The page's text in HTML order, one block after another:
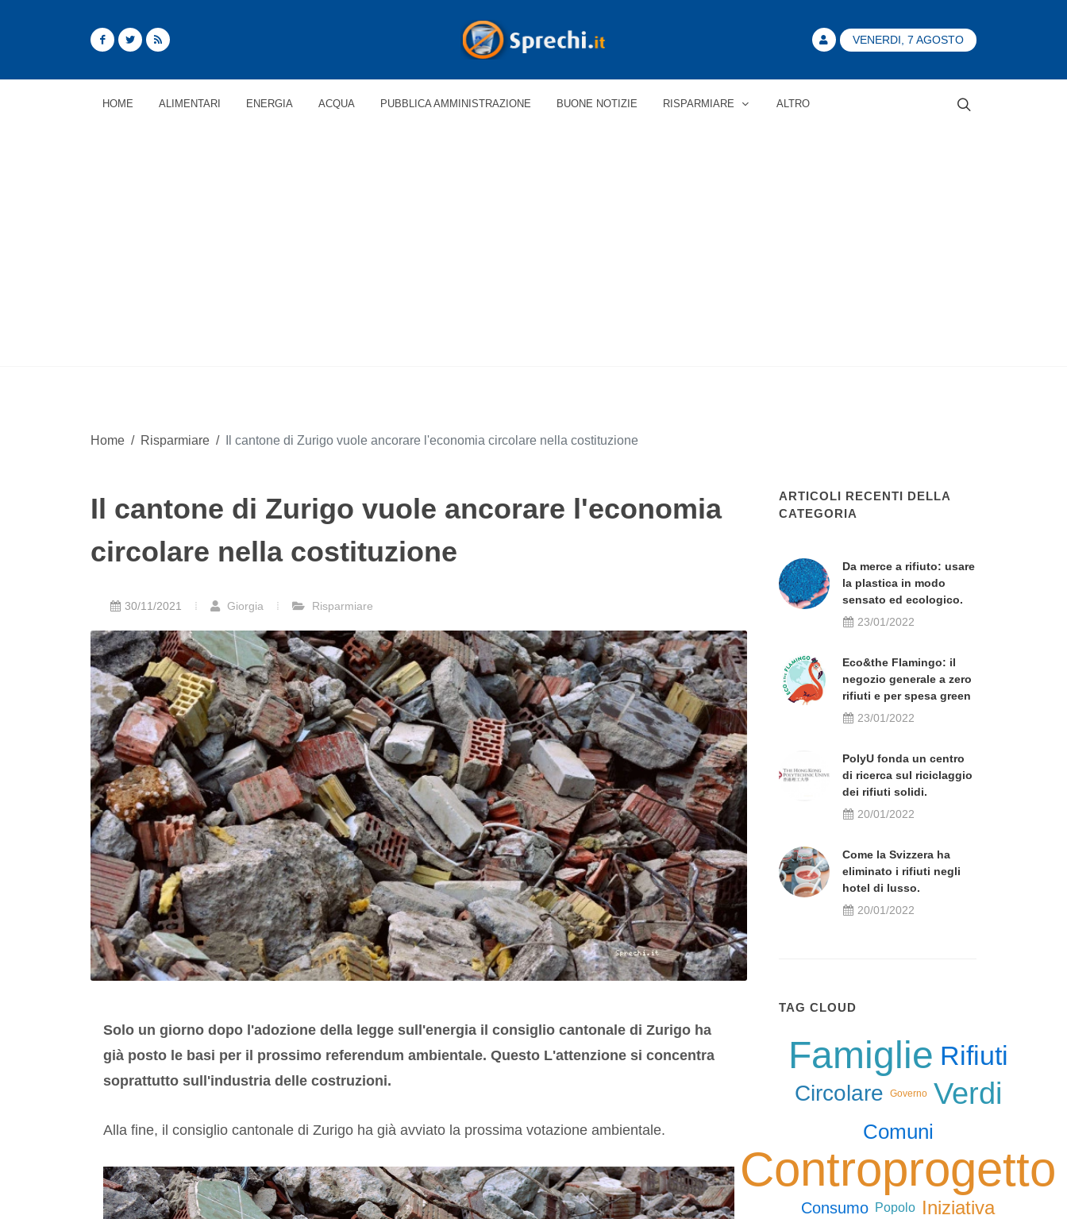
VENERDI, 7 AGOSTO
HOME ALIMENTARI ENERGIA ACQUA PUBBLICA AMMINISTRAZIONE BUONE NOTIZIE RISPARMIARE ALTRO
Home / Risparmiare / Il cantone di Zurigo vuole ancorare l'economia circolare nella costituzione
Il cantone di Zurigo vuole ancorare l'economia
circolare nella costituzione
30/11/2021 Giorgia Risparmiare
Solo un giorno dopo l'adozione della legge sull'energia il consiglio cantonale di Zurigo ha
già posto le basi per il prossimo referendum ambientale. Questo L'attenzione si concentra
soprattutto sull'industria delle costruzioni.
Alla fine, il consiglio cantonale di Zurigo ha già avviato la prossima votazione ambientale.
ARTICOLI RECENTI DELLA
CATEGORIA
Da merce a rifiuto: usare
la plastica in modo
sensato ed ecologico.
23/01/2022
Eco&the Flamingo: il
negozio generale a zero
rifiuti e per spesa green
23/01/2022
PolyU fonda un centro
di ricerca sul riciclaggio
dei rifiuti solidi.
20/01/2022
Come la Svizzera ha
eliminato i rifiuti negli
hotel di lusso.
20/01/2022
TAG CLOUD
Famiglie Rifiuti
Circolare Governo Verdi
Comuni
Controprogetto
Consumo Popolo Iniziativa